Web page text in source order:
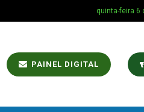
quinta-feira 6
PAINEL DIGITAL